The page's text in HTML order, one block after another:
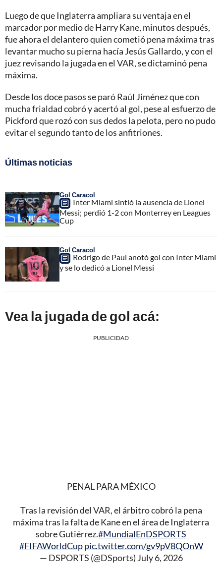
Luego de que Inglaterra ampliara su ventaja en el
marcador por medio de Harry Kane, minutos después,
fue ahora el delantero quien cometió pena máxima tras
levantar mucho su pierna hacía Jesús Gallardo, y con el
juez revisando la jugada en el VAR, se dictaminó pena
máxima.
Desde los doce pasos se paró Raúl Jiménez que con
mucha frialdad cobró y acertó al gol, pese al esfuerzo de
Pickford que rozó con sus dedos la pelota, pero no pudo
evitar el segundo tanto de los anfitriones.
Últimas noticias
Gol Caracol
Inter Miami sintió la ausencia de Lionel
Messi; perdió 1-2 con Monterrey en Leagues
Cup
Gol Caracol
Rodrigo de Paul anotó gol con Inter Miami
y se lo dedicó a Lionel Messi
Vea la jugada de gol acá:
PUBLICIDAD
PENAL PARA MÉXICO
Tras la revisión del VAR, el árbitro cobró la pena
máxima tras la falta de Kane en el área de Inglaterra
sobre Gutiérrez.#MundialEnDSPORTS
#FIFAWorldCup pic.twitter.com/gv9pV8QOnW
— DSPORTS (@DSports) July 6, 2026